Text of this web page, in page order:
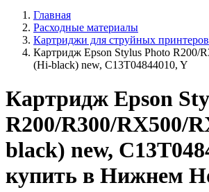
Главная
Расходные материалы
Картриджи для струйных принтеров
Картридж Epson Stylus Photo R200/
(Hi-black) new, C13T04844010, Y
Картридж Epson
R200/R300/RX500/
black) new,
купить в Нижнем